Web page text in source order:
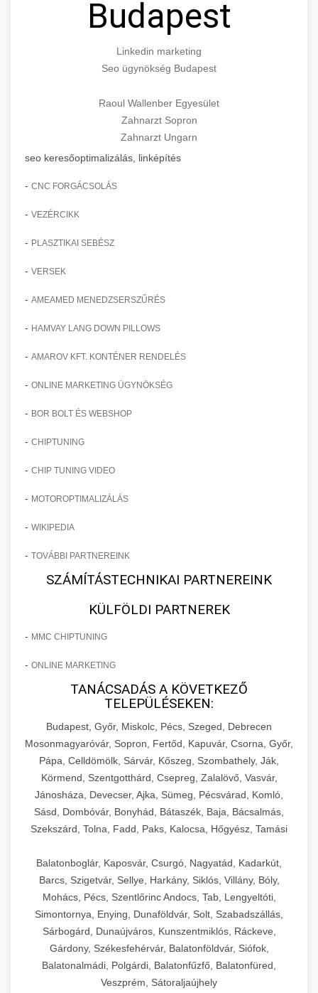
Budapest
Linkedin marketing
Seo ügynökség Budapest
Raoul Wallenber Egyesület
Zahnarzt Sopron
Zahnarzt Ungarn
seo keresőoptimalizálás, linképítés
- CNC FORGÁCSOLÁS
- VEZÉRCIKK
- PLASZTIKAI SEBÉSZ
- VERSEK
- AMEAMED MENEDZSERSZŰRÉS
- HAMVAY LANG DOWN PILLOWS
- AMAROV KFT. KONTÉNER RENDELÉS
- ONLINE MARKETING ÜGYNÖKSÉG
- BOR BOLT ÉS WEBSHOP
- CHIPTUNING
- CHIP TUNING VIDEO
- MOTOROPTIMALIZÁLÁS
- WIKIPEDIA
- TOVÁBBI PARTNEREINK
SZÁMÍTÁSTECHNIKAI PARTNEREINK
KÜLFÖLDI PARTNEREK
- MMC CHIPTUNING
- ONLINE MARKETING
TANÁCSADÁS A KÖVETKEZŐ
TELEPÜLÉSEKEN:
Budapest, Győr, Miskolc, Pécs, Szeged, Debrecen
Mosonmagyaróvár, Sopron, Fertőd, Kapuvár, Csorna, Győr,
Pápa, Celldömölk, Sárvár, Kőszeg, Szombathely, Ják,
Körmend, Szentgotthárd, Csepreg, Zalalövő, Vasvár,
Jánosháza, Devecser, Ajka, Sümeg, Pécsvárad, Komló,
Sásd, Dombóvár, Bonyhád, Bátaszék, Baja, Bácsalmás,
Szekszárd, Tolna, Fadd, Paks, Kalocsa, Hőgyész, Tamási
Balatonboglár, Kaposvár, Csurgó, Nagyatád, Kadarkút,
Barcs, Szigetvár, Sellye, Harkány, Siklós, Villány, Bóly,
Mohács, Pécs, Szentlőrinc Andocs, Tab, Lengyeltóti,
Simontornya, Enying, Dunaföldvár, Solt, Szabadszállás,
Sárbogárd, Dunaújváros, Kunszentmiklós, Ráckeve,
Gárdony, Székesfehérvár, Balatonföldvár, Siófok,
Balatonalmádi, Polgárdi, Balatonfűzfő, Balatonfüred,
Veszprém, Sátoraljaújhely